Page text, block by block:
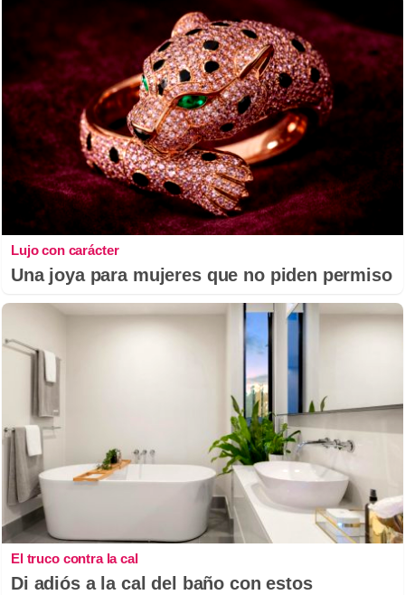
Lujo con carácter
Una joya para mujeres que no piden permiso
El truco contra la cal
Di adiós a la cal del baño con estos